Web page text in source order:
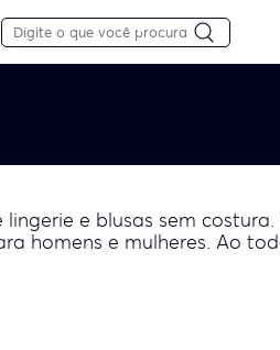
e blusas sem costura.
homens e mulheres. Ao